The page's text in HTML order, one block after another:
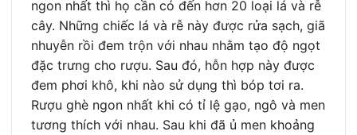
ngon nhất thì họ cần có đến hơn 20 loại lá và rễ
cây. Những chiếc lá và rễ này được rửa sạch, giã
nhuyễn rồi đem trộn với nhau nhằm tạo độ ngọt
đặc trưng cho rượu. Sau đó, hỗn hợp này được
đem phơi khô, khi nào sử dụng thì bóp tơi ra.
Rượu ghè ngon nhất khi có tỉ lệ gạo, ngô và men
tương thích với nhau. Sau khi đã ủ men khoảng